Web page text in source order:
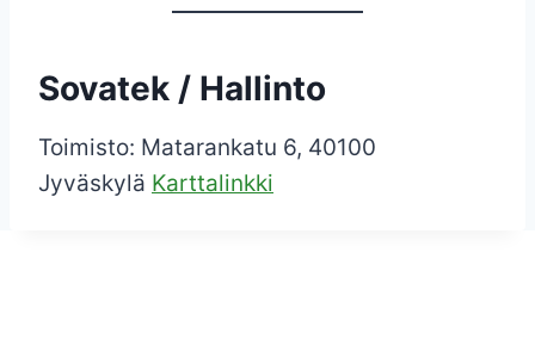
Sovatek / Hallinto
Toimisto: Matarankatu 6, 40100
Jyväskylä Karttalinkki